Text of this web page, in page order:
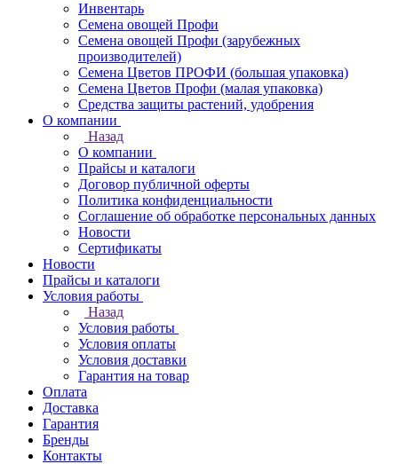
Инвентарь
Семена овощей Профи
Семена овощей Профи (зарубежных
производителей)
Семена Цветов ПРОФИ (большая упаковка)
Семена Цветов Профи (малая упаковка)
Средства защиты растений, удобрения
О компании
Назад
О компании
Прайсы и каталоги
Договор публичной оферты
Политика конфиденциальности
Соглашение об обработке персональных данных
Новости
Сертификаты
Новости
Прайсы и каталоги
Условия работы
Назад
Условия работы
Условия оплаты
Условия доставки
Гарантия на товар
Оплата
Доставка
Гарантия
Бренды
Контакты